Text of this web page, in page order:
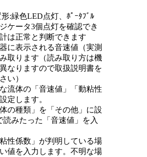
色LED点灯、ﾎﾟｰﾀﾌﾞﾙ
ケータ3個点灯を確認でき
は正常と判断できます
に表示される音速値（実測
取ります（読み取り方は機
なりますので取扱説明書を
い）
流体の「音速値」「動粘性
定します。
種類」を「その他」に設
読みたった「音速値」を入
係数」が判明している場
値を入力します。不明な場